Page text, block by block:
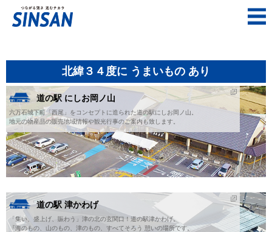
北緯３４度に うまいもの あり
道の駅 にしお岡ノ山
六万石城下町「西尾」をコンセプトに造られた道の駅にしお岡ノ山。
地元の物産品の販売地域情報や観光行事のご案内も致します。
道の駅 津かわげ
「集い、盛上げ、賑わう」津の北の玄関口！道の駅津かわげ。
『海のもの、山のもの、津のもの、すべてそろう 憩いの場所です。